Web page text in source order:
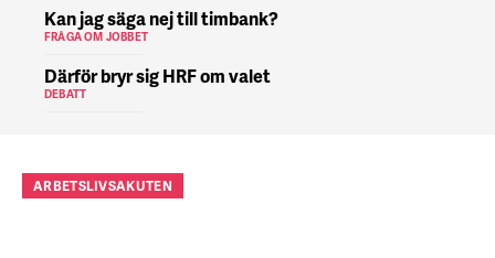
Kan jag säga nej till timbank?
FRÅGA OM JOBBET
Därför bryr sig HRF om valet
DEBATT
ARBETSLIVSAKUTEN